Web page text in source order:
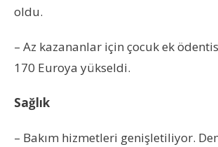
oldu.
– Az kazananlar için çocuk ek
170 Euroya yükseldi.
Sağlık
– Bakım hizmetleri genişletiliyor.